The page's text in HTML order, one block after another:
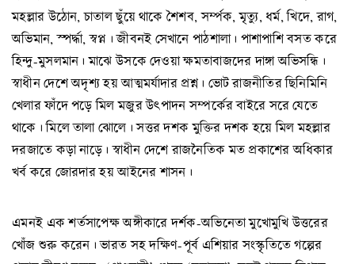
মহল্লার উঠোন, চাতাল ছুঁয়ে থাকে শৈশব, সর্ম্পক, মৃত্যু, ধর্ম, খিদে, রাগ,
অভিমান, স্পর্দ্ধা, স্বপ্ন। জীবনই সেখানে পাঠশালা। পাশাপাশি বসত করে
হিন্দু-মুসলমান। মাঝে উসকে দেওয়া ক্ষমতাবাজদের দাঙ্গা অভিসন্ধি।
স্বাধীন দেশে অদৃশ্য হয় আত্মমর্যাদার প্রশ্ন। ভোট রাজনীতির ছিনিমিনি
খেলার ফাঁদে পড়ে মিল মজুর উৎপাদন সম্পর্কের বাইরে সরে যেতে
থাকে। মিলে তালা ঝোলে। সত্তর দশক মুক্তির দশক হয়ে মিল মহল্লার
দরজাতে কড়া নাড়ে। স্বাধীন দেশে রাজনৈতিক মত প্রকাশের অধিকার
খর্ব করে জোরদার হয় আইনের শাসন।
এমনই এক শর্তসাপেক্ষ অঙ্গীকারে দর্শক-অভিনেতা মুখোমুখি উত্তরের
খোঁজ শুরু করেন। ভারত সহ দক্ষিণ-পূর্ব এশিয়ার সংস্কৃতিতে গল্পের